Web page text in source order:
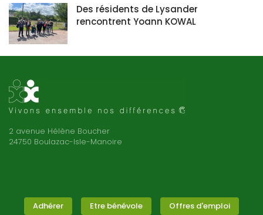
Des résidents de Lysander
rencontrent Yoann KOWAL
2 avenue Hélène Boucher
24750 Boulazac-Isle-Manoire
Adhérer Etre bénévole Offres d'emploi